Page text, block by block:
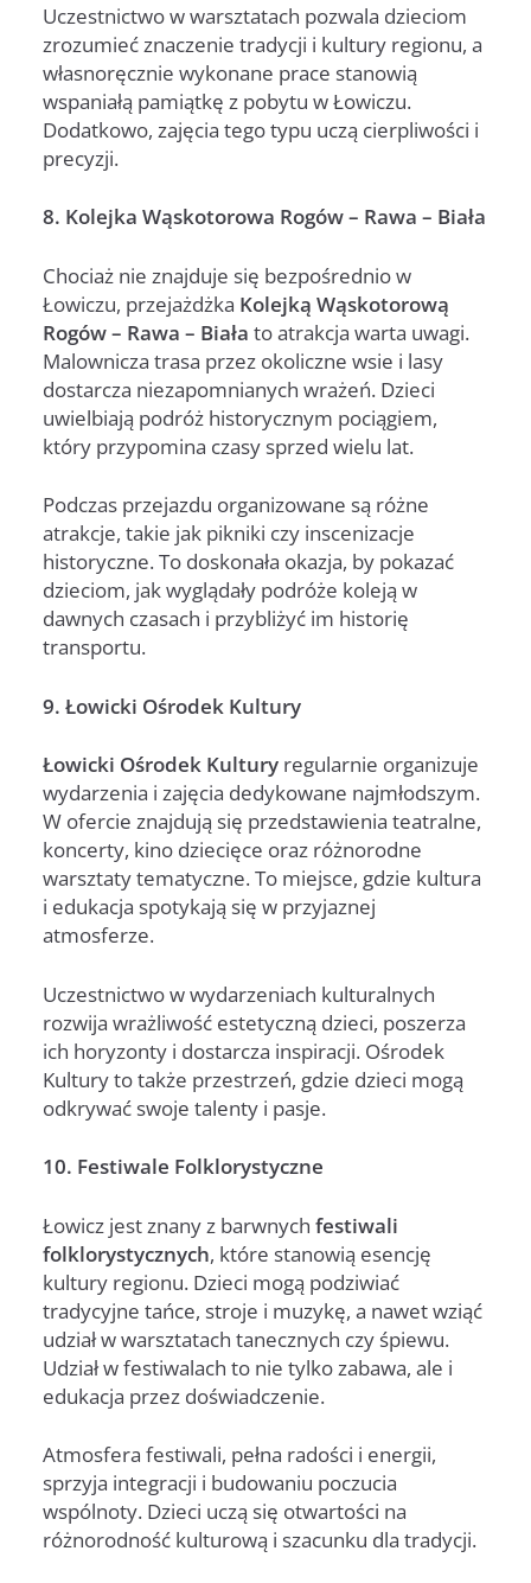
Uczestnictwo w warsztatach pozwala dzieciom
zrozumieć znaczenie tradycji i kultury regionu, a
własnoręcznie wykonane prace stanowią
wspaniałą pamiątkę z pobytu w Łowiczu.
Dodatkowo, zajęcia tego typu uczą cierpliwości i
precyzji.
8. Kolejka Wąskotorowa Rogów – Rawa – Biała
Chociaż nie znajduje się bezpośrednio w
Łowiczu, przejażdżka Kolejką Wąskotorową
Rogów – Rawa – Biała to atrakcja warta uwagi.
Malownicza trasa przez okoliczne wsie i lasy
dostarcza niezapomnianych wrażeń. Dzieci
uwielbiają podróż historycznym pociągiem,
który przypomina czasy sprzed wielu lat.
Podczas przejazdu organizowane są różne
atrakcje, takie jak pikniki czy inscenizacje
historyczne. To doskonała okazja, by pokazać
dzieciom, jak wyglądały podróże koleją w
dawnych czasach i przybliżyć im historię
transportu.
9. Łowicki Ośrodek Kultury
Łowicki Ośrodek Kultury regularnie organizuje
wydarzenia i zajęcia dedykowane najmłodszym.
W ofercie znajdują się przedstawienia teatralne,
koncerty, kino dziecięce oraz różnorodne
warsztaty tematyczne. To miejsce, gdzie kultura
i edukacja spotykają się w przyjaznej
atmosferze.
Uczestnictwo w wydarzeniach kulturalnych
rozwija wrażliwość estetyczną dzieci, poszerza
ich horyzonty i dostarcza inspiracji. Ośrodek
Kultury to także przestrzeń, gdzie dzieci mogą
odkrywać swoje talenty i pasje.
10. Festiwale Folklorystyczne
Łowicz jest znany z barwnych festiwali
folklorystycznych, które stanowią esencję
kultury regionu. Dzieci mogą podziwiać
tradycyjne tańce, stroje i muzykę, a nawet wziąć
udział w warsztatach tanecznych czy śpiewu.
Udział w festiwalach to nie tylko zabawa, ale i
edukacja przez doświadczenie.
Atmosfera festiwali, pełna radości i energii,
sprzyja integracji i budowaniu poczucia
wspólnoty. Dzieci uczą się otwartości na
różnorodność kulturową i szacunku dla tradycji.